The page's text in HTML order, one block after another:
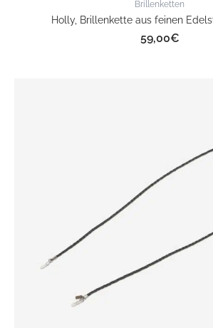
Brillenketten
Holly, Brillenkette aus feinen
59,00€